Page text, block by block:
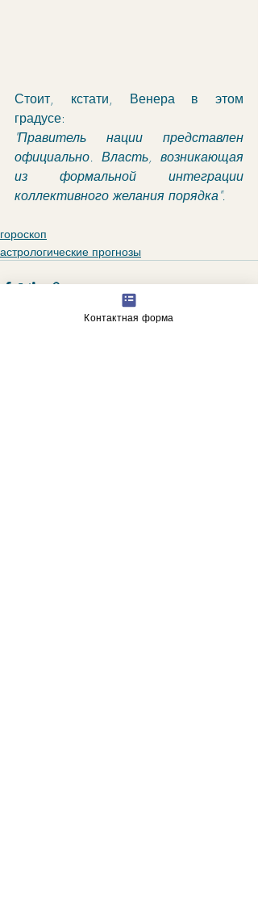
Стоит, кстати, Венера в этом
градусе:
"Правитель нации представлен
официально. Власть, возникающая
из формальной интеграции
коллективного желания порядка".
гороскоп
астрологические прогнозы
Контактная форма